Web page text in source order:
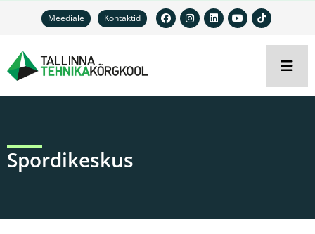
Meediale Kontaktid
Spordikeskus